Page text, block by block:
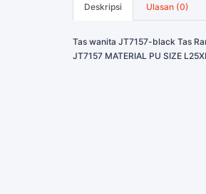
Deskripsi Ulasan (0)
Tas wanita JT7157-black Tas
JT7157 MATERIAL PU SIZE